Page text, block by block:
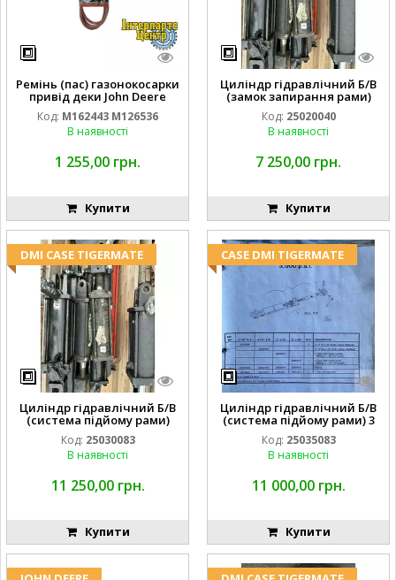
Ремінь (пас) газонокосарки
привід деки John Deere
M162443 M126536
Код: M162443 M126536
В наявності
1 255,00 грн.
Купити
Циліндр гідравлічний Б/В
(замок запирання рами)
2''X4'' 25320040
Код: 25020040
В наявності
7 250,00 грн.
Купити
DMI CASE TIGERMATE
Циліндр гідравлічний Б/В
(система підйому рами)
3X8 87423768
Код: 25030083
В наявності
11 250,00 грн.
Купити
CASE DMI TIGERMATE
Циліндр гідравлічний Б/В
(система підйому рами) 3
1/2 84255910
Код: 25035083
В наявності
11 000,00 грн.
Купити